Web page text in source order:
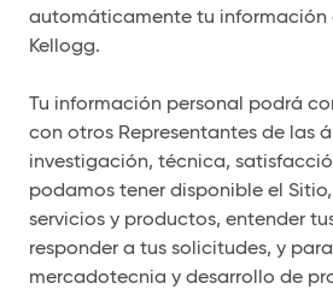
automáticamente tu información
Kellogg.
Tu información personal podrá
con otros Representantes de las
investigación, técnica,
podamos tener disponible el
servicios y productos, entender
responder a tus solicitudes, y
mercadotecnia y desarrollo de